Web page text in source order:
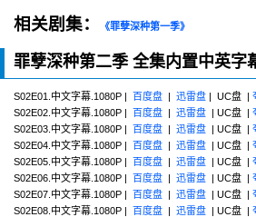
相关剧集： 《罪孽深种第一季》
罪孽深种第二季 全集内置中英字
S02E01.中文字幕.1080P | 百度盘 | 迅雷盘 | UC盘 |
S02E02.中文字幕.1080P | 百度盘 | 迅雷盘 | UC盘 |
S02E03.中文字幕.1080P | 百度盘 | 迅雷盘 | UC盘 |
S02E04.中文字幕.1080P | 百度盘 | 迅雷盘 | UC盘 |
S02E05.中文字幕.1080P | 百度盘 | 迅雷盘 | UC盘 |
S02E06.中文字幕.1080P | 百度盘 | 迅雷盘 | UC盘 |
S02E07.中文字幕.1080P | 百度盘 | 迅雷盘 | UC盘 |
S02E08.中文字幕.1080P | 百度盘 | 迅雷盘 | UC盘 |